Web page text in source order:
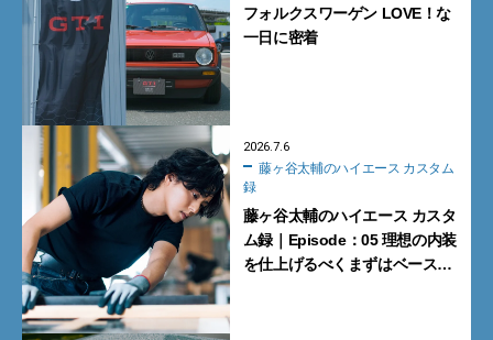
フォルクスワーゲン LOVE！な
一日に密着
2026.7.6
藤ヶ谷太輔のハイエース カスタム
録
藤ヶ谷太輔のハイエース カスタ
ム録｜Episode：05 理想の内装
を仕上げるべくまずはベースを